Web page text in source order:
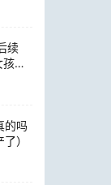
续
孩员
的吗
）